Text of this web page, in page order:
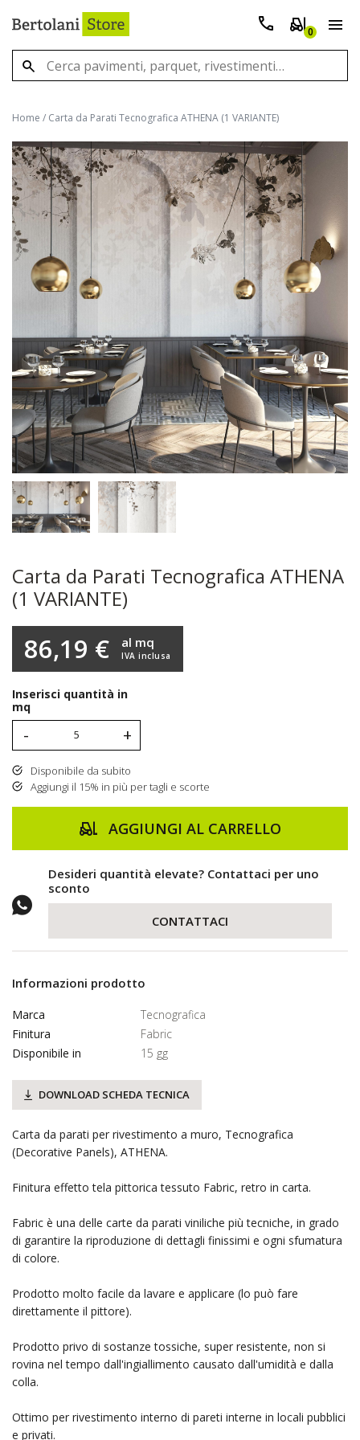
0
Home / Carta da Parati Tecnografica ATHENA (1 VARIANTE)
Carta da Parati Tecnografica ATHENA
(1 VARIANTE)
86,19 € IVA inclusa
al mq
Inserisci quantità in
mq
- +
Disponibile da subito
Aggiungi il 15% in più per tagli e scorte
AGGIUNGI AL CARRELLO
Desideri quantità elevate? Contattaci per uno
sconto
CONTATTACI
Informazioni prodotto
Marca
Tecnografica
Finitura
Fabric
Disponibile in
15 gg
DOWNLOAD SCHEDA TECNICA
Carta da parati per rivestimento a muro, Tecnografica
(Decorative Panels), ATHENA.
Finitura effetto tela pittorica tessuto Fabric, retro in carta.
Fabric è una delle carte da parati viniliche più tecniche, in grado
di garantire la riproduzione di dettagli finissimi e ogni sfumatura
di colore.
Prodotto molto facile da lavare e applicare (lo può fare
direttamente il pittore).
Prodotto privo di sostanze tossiche, super resistente, non si
rovina nel tempo dall'ingiallimento causato dall'umidità e dalla
colla.
Ottimo per rivestimento interno di pareti interne in locali pubblici
e privati.